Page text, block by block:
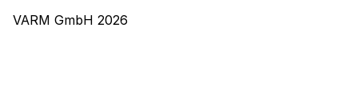
VARM GmbH 2026